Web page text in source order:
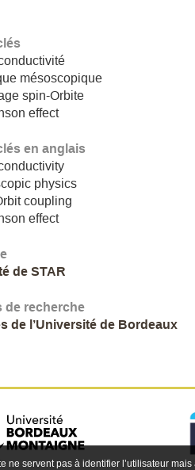
mésoscopique
spin-Orbite
effect
en anglais
physics
coupling
effect
de STAR
de recherche
de l’Université de Bordeaux
ne servent pas à identifier l’utilisateur